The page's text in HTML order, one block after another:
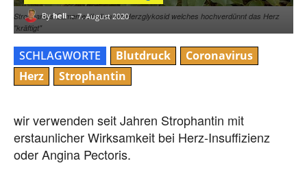
Strophantus Samen enthalten ein Herzglykosid welches hochverdünnt das Herz
"kräftigt"
By heli - 7. August 2020
SCHLAGWORTE Blutdruck
Coronavirus
Herz
Strophantin
wir verwenden seit Jahren Strophantin mit
erstaunlicher Wirksamkeit bei Herz-Insuffizienz
oder Angina Pectoris.